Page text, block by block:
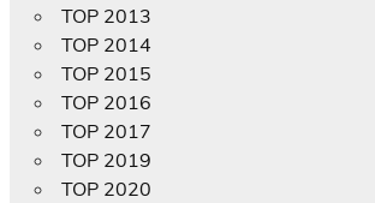
TOP 2013
TOP 2014
TOP 2015
TOP 2016
TOP 2017
TOP 2019
TOP 2020